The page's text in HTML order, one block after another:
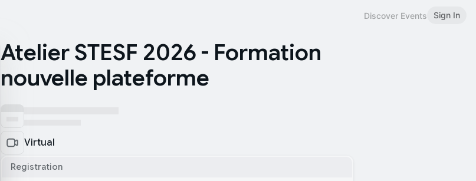
Discover Events Sign In
Atelier STESF 2026 - Formation
nouvelle plateforme
Virtual
Registration